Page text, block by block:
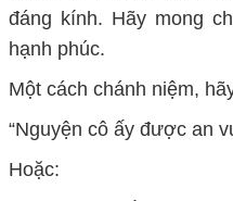
đáng kính. Hãy mong
hạnh phúc.
Một cách chánh niệm,
“Nguyện cô ấy được an
Hoặc: